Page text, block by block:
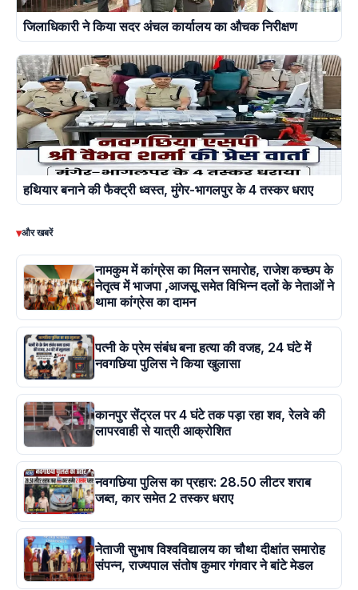
जिलाधिकारी ने किया सदर अंचल कार्यालय का औचक निरीक्षण
हथियार बनाने की फैक्ट्री ध्वस्त, मुंगेर-भागलपुर के 4 तस्कर धराए
▾और खबरें
नामकुम में कांग्रेस का मिलन समारोह, राजेश कच्छप के
नेतृत्व में भाजपा ,आजसू समेत विभिन्न दलों के नेताओं ने
थामा कांग्रेस का दामन
पत्नी के प्रेम संबंध बना हत्या की वजह, 24 घंटे में
नवगछिया पुलिस ने किया खुलासा
कानपुर सेंट्रल पर 4 घंटे तक पड़ा रहा शव, रेलवे की
लापरवाही से यात्री आक्रोशित
नवगछिया पुलिस का प्रहार: 28.50 लीटर शराब
जब्त, कार समेत 2 तस्कर धराए
नेताजी सुभाष विश्वविद्यालय का चौथा दीक्षांत समारोह
संपन्न, राज्यपाल संतोष कुमार गंगवार ने बांटे मेडल